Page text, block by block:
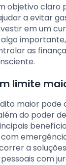
objetivo claro
a evitar
em um
as
limite
maior pode
do poder
a
com